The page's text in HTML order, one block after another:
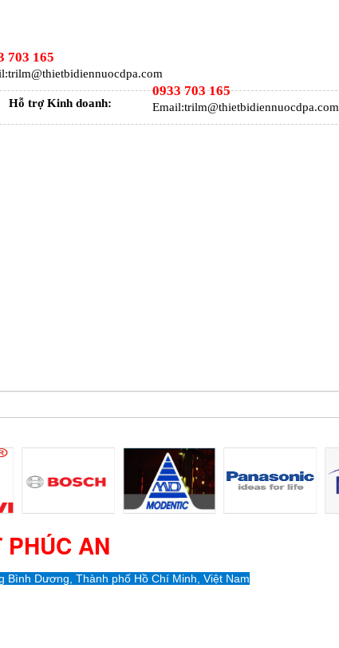
703 165
Hỗ trợ Kinh doanh:
0933 703 165
Email:trilm@thietbidiennuocdpa.com
PHÚC AN
Dương, Thành phố Hồ Chí Minh, Việt Nam